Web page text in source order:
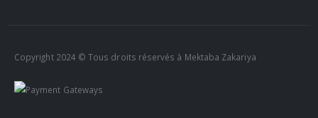
Copyright 2024 © Tous droits réservés à Mektaba Zakariya